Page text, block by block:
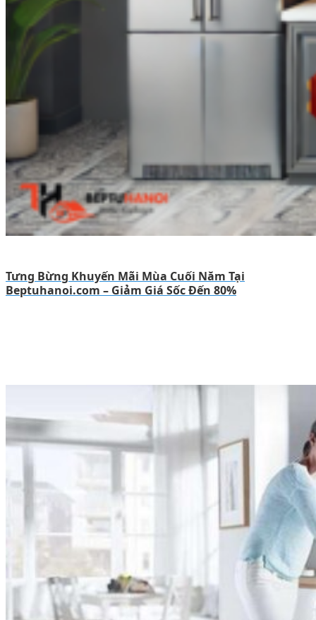
Tưng Bừng Khuyến Mãi Mùa Cuối Năm Tại
Beptuhanoi.com – Giảm Giá Sốc Đến 80%